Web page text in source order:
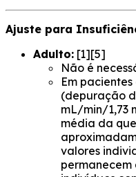
Ajuste para
Adulto: [1][5]
Não é
Em
(depuração
mL/min/1,73
média da
valores